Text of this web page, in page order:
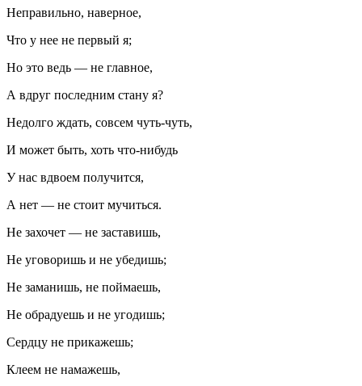
Неправильно, наверное,
Что у нее не первый я;
Но это ведь — не главное,
А вдруг последним стану я?
Недолго ждать, совсем чуть-чуть,
И может быть, хоть что-нибудь
У нас вдвоем получится,
А нет — не стоит мучиться.
Не захочет — не заставишь,
Не уговоришь и не убедишь;
Не заманишь, не поймаешь,
Не обрадуешь и не угодишь;
Сердцу не прикажешь;
Клеем не намажешь,